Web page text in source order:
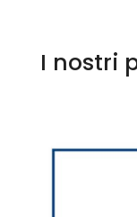
I nostri